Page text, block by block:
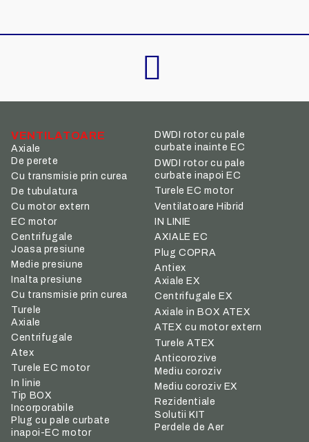
VENTILATOARE
Axiale
De perete
Cu transmisie prin curea
De tubulatura
Cu motor extern
EC motor
Centrifugale
Joasa presiune
Medie presiune
Inalta presiune
Cu transmisie prin curea
Turele
Axiale
Centrifugale
Atex
Turele EC motor
In linie
Tip BOX
Incorporabile
Plug cu pale curbate
inapoi-EC motor
DWDI rotor cu pale
curbate inainte EC
DWDI rotor cu pale
curbate inapoi EC
Turele EC motor
Ventilatoare Hibrid
IN LINIE
AXIALE EC
Plug COPRA
Antiex
Axiale EX
Centrifugale EX
Axiale in BOX ATEX
ATEX cu motor extern
Turele ATEX
Anticorozive
Mediu coroziv
Mediu coroziv EX
Rezidentiale
Solutii KIT
Perdele de Aer